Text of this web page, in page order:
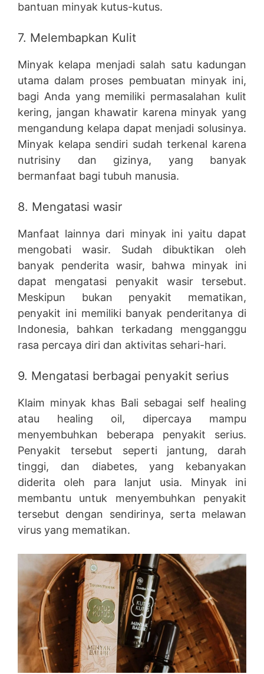
bantuan minyak kutus-kutus.
7. Melembapkan Kulit
Minyak kelapa menjadi salah satu kadungan
utama dalam proses pembuatan minyak ini,
bagi Anda yang memiliki permasalahan kulit
kering, jangan khawatir karena minyak yang
mengandung kelapa dapat menjadi solusinya.
Minyak kelapa sendiri sudah terkenal karena
nutrisiny dan gizinya, yang banyak
bermanfaat bagi tubuh manusia.
8. Mengatasi wasir
Manfaat lainnya dari minyak ini yaitu dapat
mengobati wasir. Sudah dibuktikan oleh
banyak penderita wasir, bahwa minyak ini
dapat mengatasi penyakit wasir tersebut.
Meskipun bukan penyakit mematikan,
penyakit ini memiliki banyak penderitanya di
Indonesia, bahkan terkadang mengganggu
rasa percaya diri dan aktivitas sehari-hari.
9. Mengatasi berbagai penyakit serius
Klaim minyak khas Bali sebagai self healing
atau healing oil, dipercaya mampu
menyembuhkan beberapa penyakit serius.
Penyakit tersebut seperti jantung, darah
tinggi, dan diabetes, yang kebanyakan
diderita oleh para lanjut usia. Minyak ini
membantu untuk menyembuhkan penyakit
tersebut dengan sendirinya, serta melawan
virus yang mematikan.